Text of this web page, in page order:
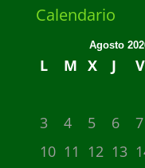
Calendario
Agosto
L M X J V
3
4 5 6 7
10 11 12 13